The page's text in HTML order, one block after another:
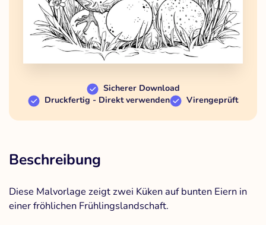
Sicherer Download
Druckfertig - Direkt verwenden
Virengeprüft
Beschreibung
Diese Malvorlage zeigt zwei Küken auf bunten Eiern in
einer fröhlichen Frühlingslandschaft.